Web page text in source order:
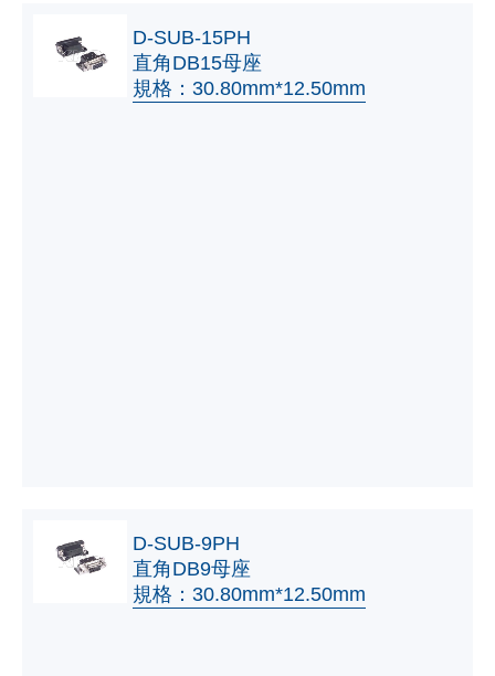
D-SUB-15PH
直角DB15母座
規格：30.80mm*12.50mm
D-SUB-9PH
直角DB9母座
規格：30.80mm*12.50mm